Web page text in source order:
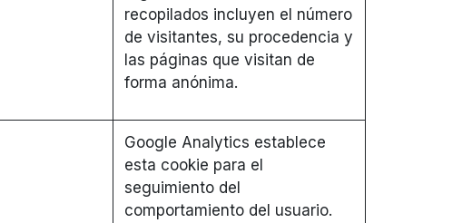
recopilados incluyen el número
de visitantes, su procedencia y
las páginas que visitan de
forma anónima.
Google Analytics establece
esta cookie para el
seguimiento del
comportamiento del usuario.